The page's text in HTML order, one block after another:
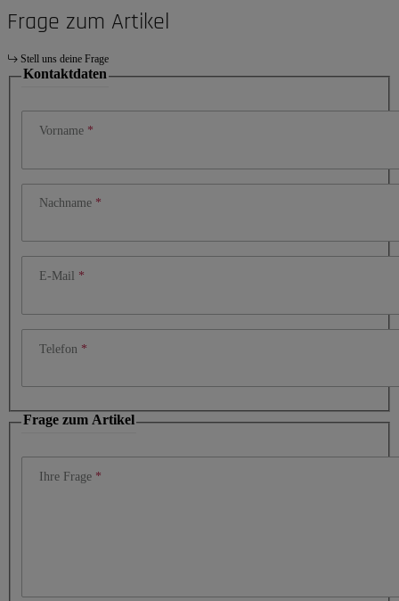
Frage zum Artikel
Stell uns deine Frage
Kontaktdaten
Vorname
Nachname
E-Mail
Telefon
Frage zum Artikel
Ihre Frage